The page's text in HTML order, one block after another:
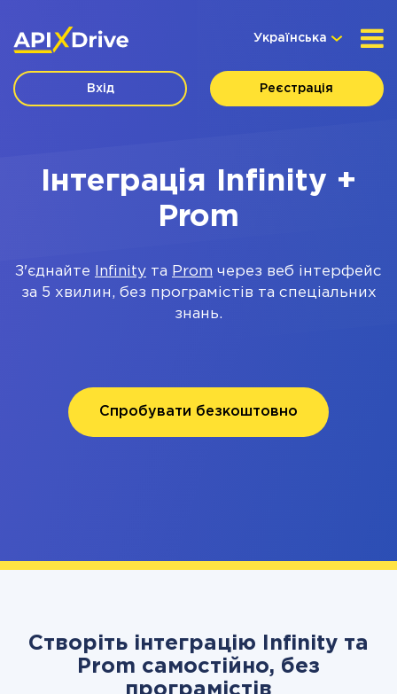
Українська
Вхід Реєстрація
Інтеграція Infinity +
Prom
З'єднайте Infinity та Prom через веб інтерфейс
за 5 хвилин, без програмістів та спеціальних
знань.
Спробувати безкоштовно
Створіть інтеграцію Infinity та
Prom самостійно, без
програмістів